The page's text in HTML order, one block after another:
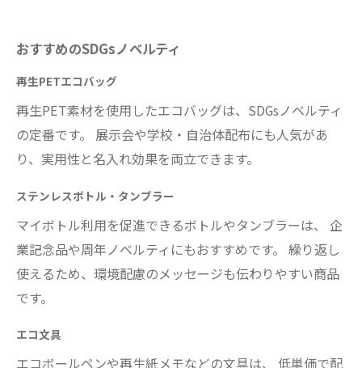
おすすめのSDGsノベルティ
再生PETエコバッグ
再生PET素材を使用したエコバッグは、SDGsノベルティ
の定番です。 展示会や学校・自治体配布にも人気があ
り、実用性と名入れ効果を両立できます。
ステンレスボトル・タンブラー
マイボトル利用を促進できるボトルやタンブラーは、 企
業記念品や周年ノベルティにもおすすめです。 繰り返し
使えるため、環境配慮のメッセージも伝わりやすい商品
です。
エコ文具
エコボールペンや再生紙メモなどの文具は、 低単価で配